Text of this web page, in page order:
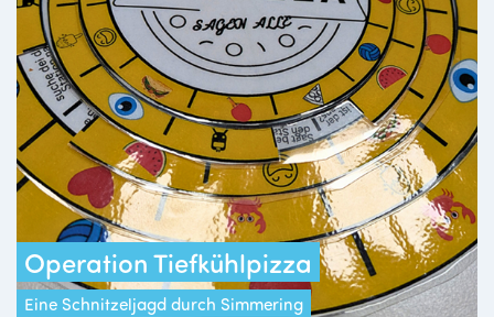
Operation Tiefkühlpizza
Eine Schnitzeljagd durch Simmering